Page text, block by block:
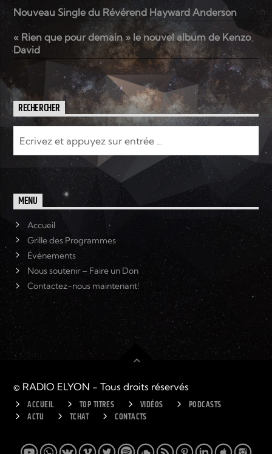
Nouveau Single du Révérend Hayward Anderson
« Rien que pour demain » le nouvel album de Kenzo
David
RECHERCHER
MENU
Accueil
Grille des Programmes
Événements
Nous soutenir – Faire un Don
Contactez-nous maintenant!
© RADIO ELYON - Tous droits réservés
ACCUEIL TOP TITRES VIDÉOS
PODCASTS
ACTU
TCHAT CONTACTS